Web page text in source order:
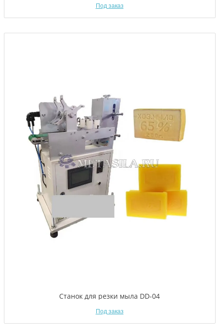
Под заказ
Станок для резки мыла DD-04
Под заказ